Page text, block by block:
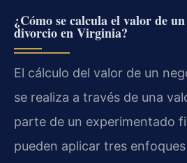
¿Cómo se calcula el valor de
divorcio en Virginia?
El cálculo del valor de un
se realiza a través de una
parte de un experimentado
pueden aplicar tres